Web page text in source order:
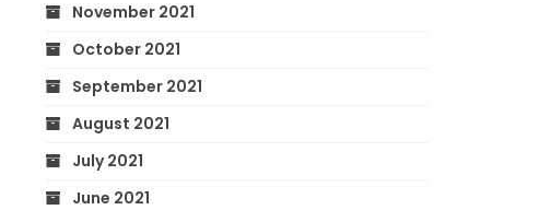
November 2021
October 2021
September 2021
August 2021
July 2021
June 2021